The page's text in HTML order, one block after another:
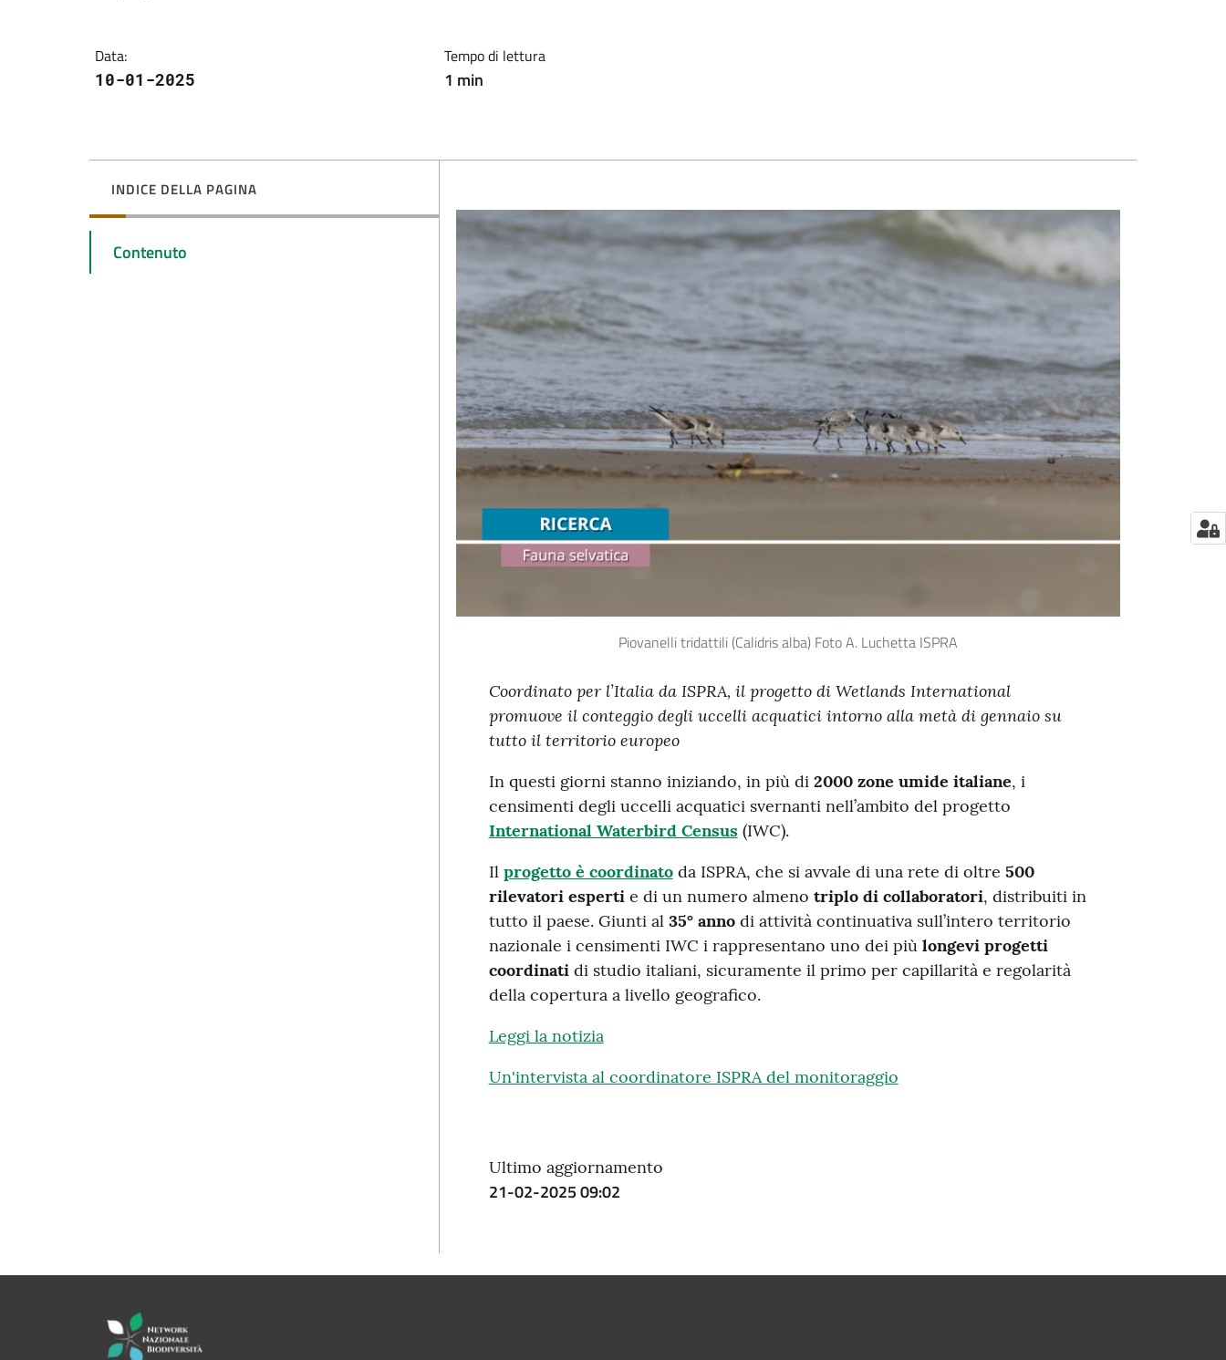
Data:
10-01-2025
Tempo di lettura
1 min
INDICE DELLA PAGINA
Contenuto
Piovanelli tridattili (Calidris alba) Foto A. Luchetta ISPRA
Coordinato per l’Italia da ISPRA, il progetto di Wetlands International
promuove il conteggio degli uccelli acquatici intorno alla metà di gennaio su
tutto il territorio europeo
In questi giorni stanno iniziando, in più di 2000 zone umide italiane, i
censimenti degli uccelli acquatici svernanti nell’ambito del progetto
International Waterbird Census(IWC).
Il progetto è coordinatoda ISPRA, che si avvale di una rete di oltre 500
rilevatori espertie di un numero almeno triplo di collaboratori, distribuiti in
tutto il paese. Giunti al 35° annodi attività continuativa sull’intero territorio
nazionale i censimenti IWC i rappresentano uno dei più longevi progetti
coordinatidi studio italiani, sicuramente il primo per capillarità e regolarità
della copertura a livello geografico.
Leggi la notizia
Un'intervista al coordinatore ISPRA del monitoraggio
Ultimo aggiornamento
21-02-2025 09:02